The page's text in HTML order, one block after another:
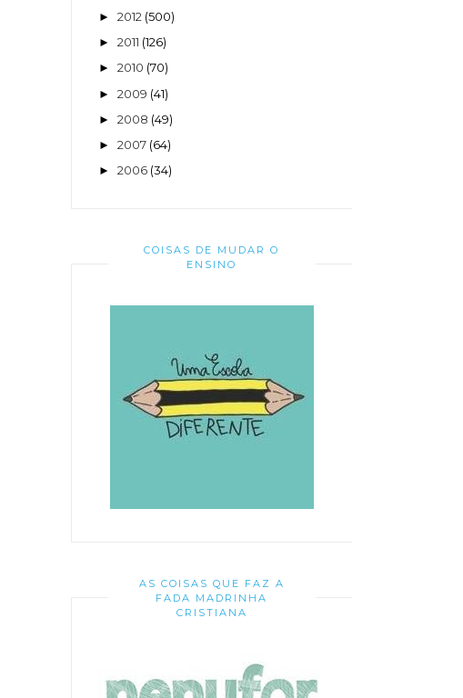
► 2012 (500)
► 2011 (126)
► 2010 (70)
► 2009 (41)
► 2008 (49)
► 2007 (64)
► 2006 (34)
COISAS DE MUDAR O
ENSINO
AS COISAS QUE FAZ A
FADA MADRINHA
CRISTIANA